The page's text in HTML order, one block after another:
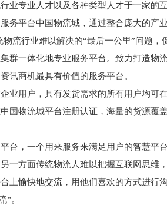
业专业人才以及各种类型人才于一家的
务平台中国物流城，通过整合庞大的产
流行业难以解决的“最后一公里”问题
群一体化地专业服务平台。致力打造物
讯商机最具有价值的服务平台。
业用户，具有发货需求的所有用户均可
国物流城平台注册认证，海量的货源覆
台，一个用来服务来满足用户的智慧平
一方面传统物流人难以把握互联网思维
上愉快地交流，用他们喜欢的方式进行
”。